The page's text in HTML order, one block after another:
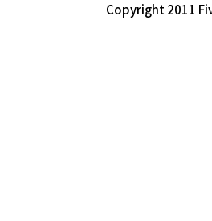
Copyright 2011